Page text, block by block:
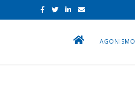
AGONISMO